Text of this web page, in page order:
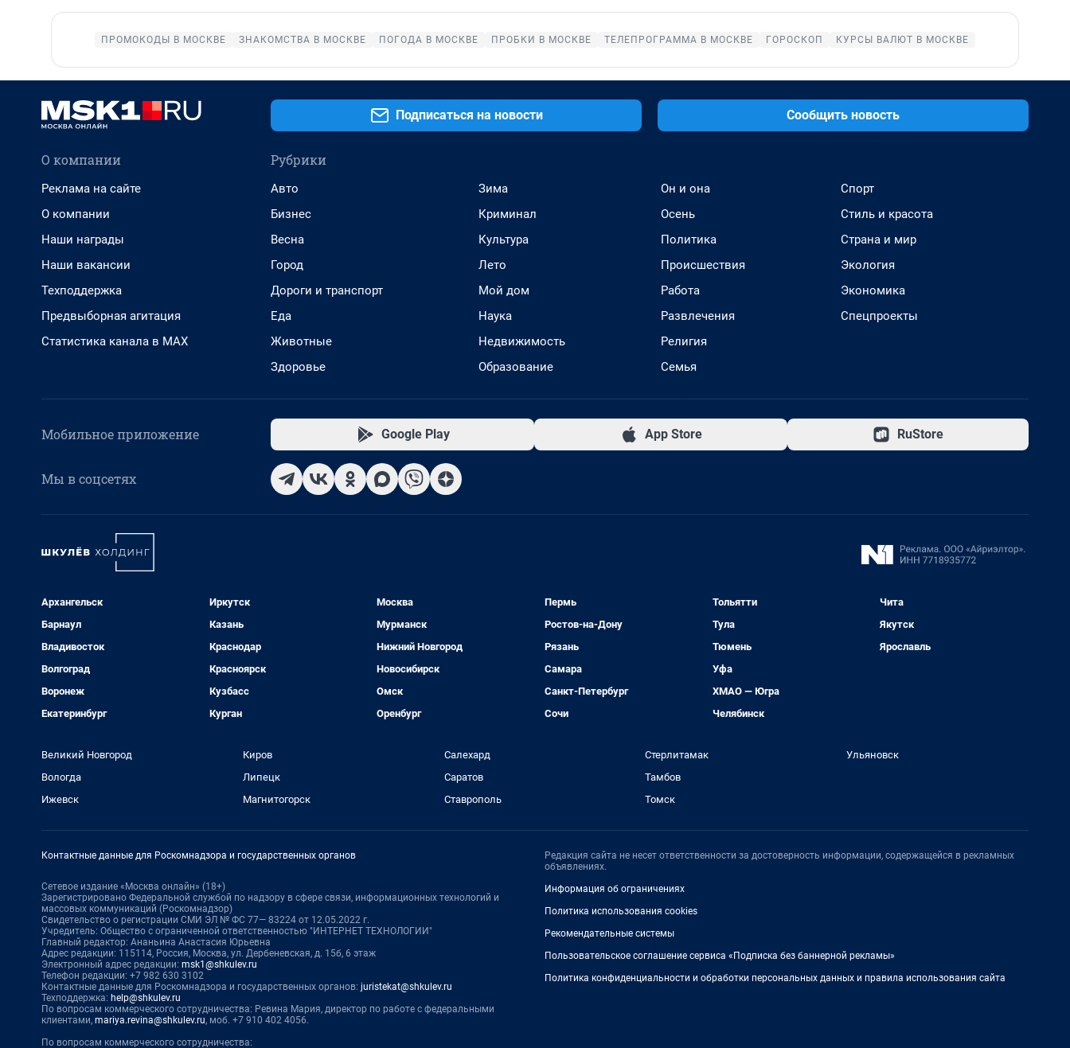
ПРОМОКОДЫ В МОСКВЕ ЗНАКОМСТВА В МОСКВЕ ПОГОДА В МОСКВЕ ПРОБКИ В МОСКВЕ ТЕЛЕПРОГРАММА В МОСКВЕ ГОРОСКОП КУРСЫ ВАЛЮТ В МОСКВЕ
Подписаться на новости Сообщить новость
О компании
Реклама на сайте
О компании
Наши награды
Наши вакансии
Техподдержка
Предвыборная агитация
Статистика канала в MAX
Рубрики
Авто
Бизнес
Весна
Город
Дороги и транспорт
Еда
Животные
Здоровье
Зима
Криминал
Культура
Лето
Мой дом
Наука
Недвижимость
Образование
Он и она
Осень
Политика
Происшествия
Работа
Развлечения
Религия
Семья
Спорт
Стиль и красота
Страна и мир
Экология
Экономика
Спецпроекты
Мобильное приложение Google Play App Store RuStore
Мы в соцсетях
Архангельск
Барнаул
Владивосток
Волгоград
Воронеж
Екатеринбург
Иркутск
Казань
Краснодар
Красноярск
Кузбасс
Курган
Москва
Мурманск
Нижний Новгород
Новосибирск
Омск
Оренбург
Пермь
Ростов-на-Дону
Рязань
Самара
Санкт-Петербург
Сочи
Тольятти
Тула
Тюмень
Уфа
ХМАО — Югра
Челябинск
Чита
Якутск
Ярославль
Великий Новгород
Вологда
Ижевск
Киров
Липецк
Магнитогорск
Салехард
Саратов
Ставрополь
Стерлитамак
Тамбов
Томск
Ульяновск
Контактные данные для Роскомнадзора и государственных органов
Сетевое издание «Москва онлайн» (18+)
Зарегистрировано Федеральной службой по надзору в сфере связи, информационных технологий и
массовых коммуникаций (Роскомнадзор)
Свидетельство о регистрации СМИ ЭЛ № ФС 77— 83224 от 12.05.2022 г.
Учредитель: Общество с ограниченной ответственностью "ИНТЕРНЕТ ТЕХНОЛОГИИ"
Главный редактор: Ананьина Анастасия Юрьевна
Адрес редакции: 115114, Россия, Москва, ул. Дербеневская, д. 15б, 6 этаж
Электронный адрес редакции: msk1@shkulev.ru
Телефон редакции: +7 982 630 3102
Контактные данные для Роскомнадзора и государственных органов: juristekat@shkulev.ru
Техподдержка: help@shkulev.ru
По вопросам коммерческого сотрудничества: Ревина Мария, директор по работе с федеральными
клиентами, mariya.revina@shkulev.ru, моб. +7 910 402 4056.
По вопросам коммерческого сотрудничества:
Редакция сайта не несет ответственности за достоверность информации, содержащейся в рекламных
объявлениях.
Информация об ограничениях
Политика использования cookies
Рекомендательные системы
Пользовательское соглашение сервиса «Подписка без баннерной рекламы»
Политика конфиденциальности и обработки персональных данных и правила использования сайта